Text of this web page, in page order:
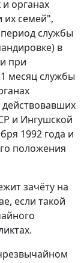
органах
их семей",
период службы
в
при
месяц службы
и Ингушской
1992 года и
положения
зачёту на
если такой